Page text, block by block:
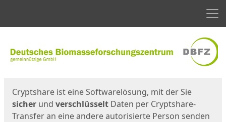
Cryptshare ist eine Softwarelösung, mit der Sie
sicher und verschlüsselt Daten per Cryptshare-
Transfer an eine andere autorisierte Person senden